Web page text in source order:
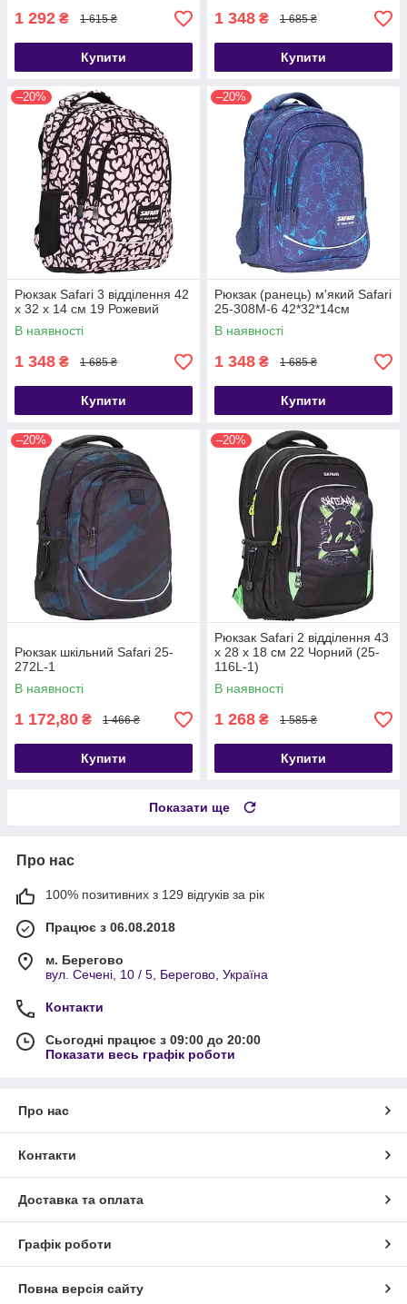
1 292 ₴ 1 615 ₴
Купити
1 348 ₴ 1 685 ₴
Купити
–20%
Рюкзак Safari 3 відділення 42
x 32 x 14 см 19 Рожевий
В наявності
1 348 ₴ 1 685 ₴
Купити
–20%
Рюкзак (ранець) м'який Safari
25-308M-6 42*32*14см
В наявності
1 348 ₴ 1 685 ₴
Купити
–20%
Рюкзак шкільний Safari 25-
272L-1
В наявності
1 172,80 ₴ 1 466 ₴
Купити
–20%
Рюкзак Safari 2 відділення 43
х 28 х 18 см 22 Чорний (25-
116L-1)
В наявності
1 268 ₴ 1 585 ₴
Купити
Показати ще
Про нас
100% позитивних з 129 відгуків за рік
Працює з 06.08.2018
м. Берегово
вул. Сечені, 10 / 5, Берегово, Україна
Контакти
Сьогодні працює з 09:00 до 20:00
Показати весь графік роботи
Про нас
Контакти
Доставка та оплата
Графік роботи
Повна версія сайту